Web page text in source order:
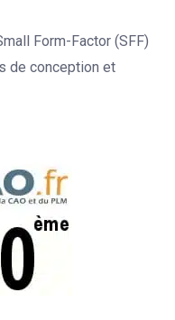
Form-Factor (SFF)
de conception et